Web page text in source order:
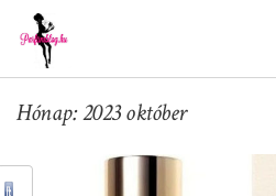
Hónap: 2023 október